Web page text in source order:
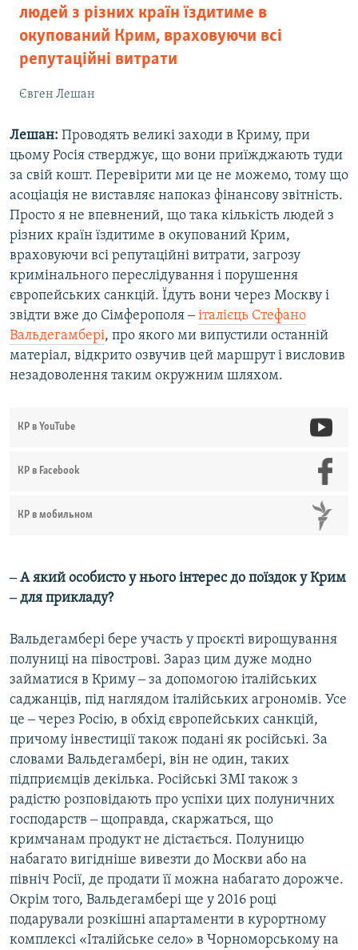
людей з різних країн їздитиме в
окупований Крим, враховуючи всі
репутаційні витрати
Євген Лешан
Лешан: Проводять великі заходи в Криму, при
цьому Росія стверджує, що вони приїжджають туди
за свій кошт. Перевірити ми це не можемо, тому що
асоціація не виставляє напоказ фінансову звітність.
Просто я не впевнений, що така кількість людей з
різних країн їздитиме в окупований Крим,
враховуючи всі репутаційні витрати, загрозу
кримінального переслідування і порушення
європейських санкцій. Їдуть вони через Москву і
звідти вже до Сімферополя ‒італієць Стефано
Вальдегамбері, про якого ми випустили останній
матеріал, відкрито озвучив цей маршрут і висловив
незадоволення таким окружним шляхом.
КР в YouTube
КР в Facebook
КР в мобильном
‒ А який особисто у нього інтерес до поїздок у Крим
‒ для прикладу?
Вальдегамбері бере участь у проєкті вирощування
полуниці на півострові. Зараз цим дуже модно
займатися в Криму ‒ за допомогою італійських
саджанців, під наглядом італійських агрономів. Усе
це ‒ через Росію, в обхід європейських санкцій,
причому інвестиції також подані як російські. За
словами Вальдегамбері, він не один, таких
підприємців декілька. Російські ЗМІ також з
радістю розповідають про успіхи цих полуничних
господарств ‒ щоправда, скаржаться, що
кримчанам продукт не дістається. Полуницю
набагато вигідніше вивезти до Москви або на
північ Росії, де продати її можна набагато дорожче.
Окрім того, Вальдегамбері ще у 2016 році
подарували розкішні апартаменти в курортному
комплексі «Італійське село» в Чорноморському на